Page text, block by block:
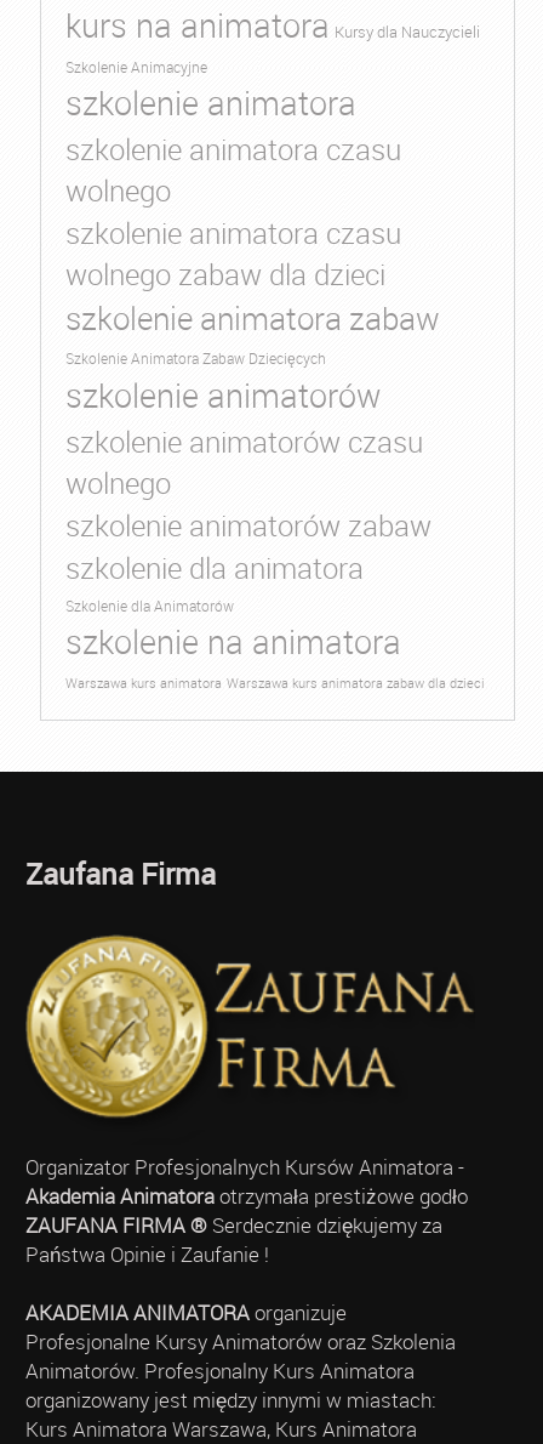
kurs na animatora Kursy dla Nauczycieli
Szkolenie Animacyjne
szkolenie animatora
szkolenie animatora czasu
wolnego
szkolenie animatora czasu
wolnego zabaw dla dzieci
szkolenie animatora zabaw
Szkolenie Animatora Zabaw Dziecięcych
szkolenie animatorów
szkolenie animatorów czasu
wolnego
szkolenie animatorów zabaw
szkolenie dla animatora
Szkolenie dla Animatorów
szkolenie na animatora
Warszawa kurs animatora Warszawa kurs animatora zabaw dla dzieci
Zaufana Firma
Organizator Profesjonalnych Kursów Animatora -
Akademia Animatoraotrzymała prestiżowe godło
ZAUFANA FIRMA ®Serdecznie dziękujemy za
Państwa Opinie i Zaufanie !
AKADEMIA ANIMATORAorganizuje
Profesjonalne Kursy Animatorów oraz Szkolenia
Animatorów. Profesjonalny Kurs Animatora
organizowany jest między innymi w miastach:
Kurs Animatora Warszawa, Kurs Animatora